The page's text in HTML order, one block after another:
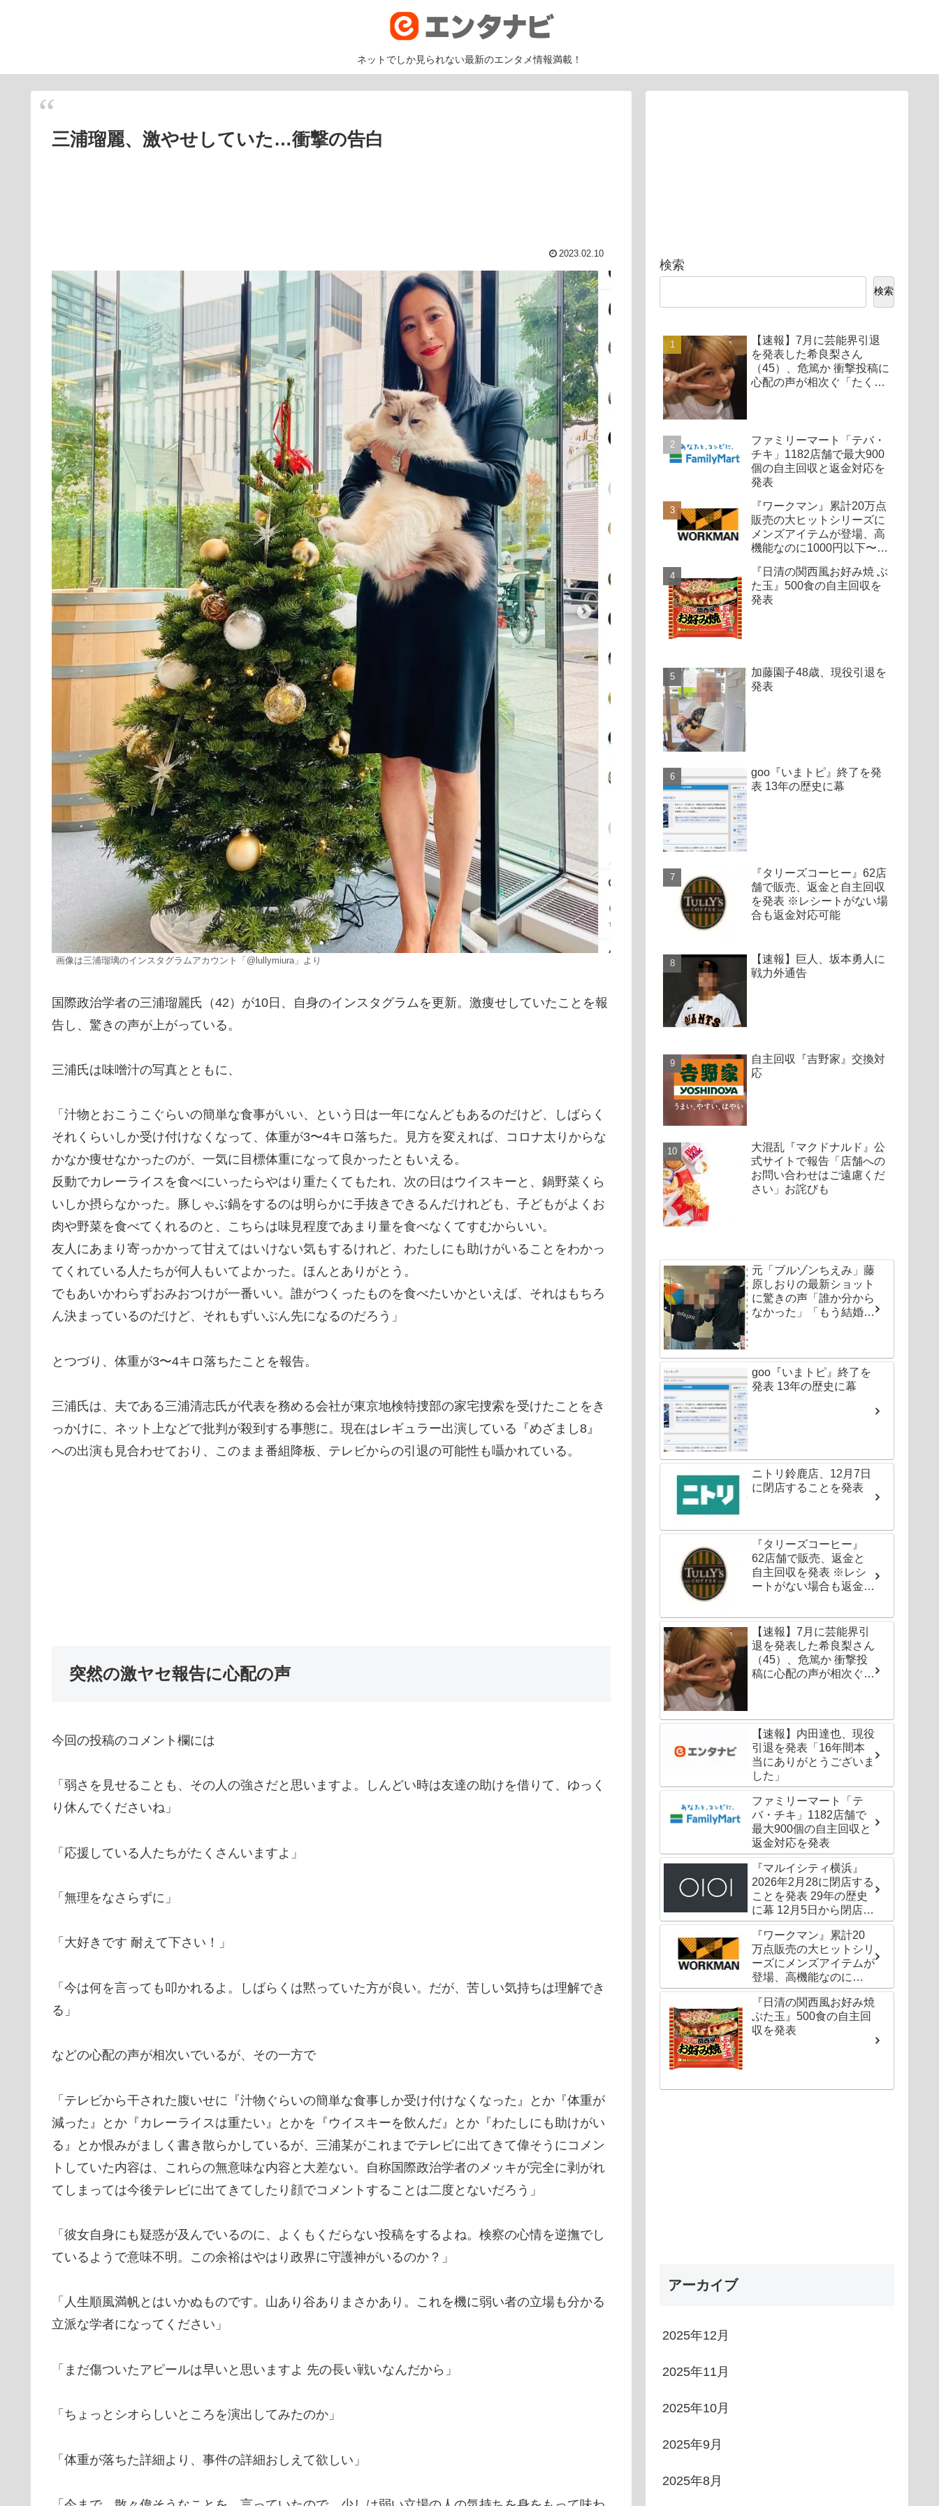
ネットでしか見られない最新のエンタメ情報満載！
三浦瑠麗、激やせしていた…衝撃の告白
2023.02.10
画像は三浦瑠璃のインスタグラムアカウント「@lullymiura」より
国際政治学者の三浦瑠麗氏（42）が10日、自身のインスタグラムを更新。激痩せしていたことを報
告し、驚きの声が上がっている。
三浦氏は味噌汁の写真とともに、
「汁物とおこうこぐらいの簡単な食事がいい、という日は一年になんどもあるのだけど、しばらく
それくらいしか受け付けなくなって、体重が3〜4キロ落ちた。見方を変えれば、コロナ太りからな
かなか痩せなかったのが、一気に目標体重になって良かったともいえる。
反動でカレーライスを食べにいったらやはり重たくてもたれ、次の日はウイスキーと、鍋野菜くら
いしか摂らなかった。豚しゃぶ鍋をするのは明らかに手抜きできるんだけれども、子どもがよくお
肉や野菜を食べてくれるのと、こちらは味見程度であまり量を食べなくてすむからいい。
友人にあまり寄っかかって甘えてはいけない気もするけれど、わたしにも助けがいることをわかっ
てくれている人たちが何人もいてよかった。ほんとありがとう。
でもあいかわらずおみおつけが一番いい。誰がつくったものを食べたいかといえば、それはもちろ
ん決まっているのだけど、それもずいぶん先になるのだろう」
とつづり、体重が3〜4キロ落ちたことを報告。
三浦氏は、夫である三浦清志氏が代表を務める会社が東京地検特捜部の家宅捜索を受けたことをき
っかけに、ネット上などで批判が殺到する事態に。現在はレギュラー出演している『めざまし8』
への出演も見合わせており、このまま番組降板、テレビからの引退の可能性も囁かれている。
突然の激ヤセ報告に心配の声
今回の投稿のコメント欄には
「弱さを見せることも、その人の強さだと思いますよ。しんどい時は友達の助けを借りて、ゆっく
り休んでくださいね」
「応援している人たちがたくさんいますよ」
「無理をなさらずに」
「大好きです 耐えて下さい！」
「今は何を言っても叩かれるよ。しばらくは黙っていた方が良い。だが、苦しい気持ちは理解でき
る」
などの心配の声が相次いでいるが、その一方で
「テレビから干された腹いせに『汁物ぐらいの簡単な食事しか受け付けなくなった』とか『体重が
減った』とか『カレーライスは重たい』とかを『ウイスキーを飲んだ』とか『わたしにも助けがい
る』とか恨みがましく書き散らかしているが、三浦某がこれまでテレビに出てきて偉そうにコメン
トしていた内容は、これらの無意味な内容と大差ない。自称国際政治学者のメッキが完全に剥がれ
てしまっては今後テレビに出てきてしたり顔でコメントすることは二度とないだろう」
「彼女自身にも疑惑が及んでいるのに、よくもくだらない投稿をするよね。検察の心情を逆撫でし
ているようで意味不明。この余裕はやはり政界に守護神がいるのか？」
「人生順風満帆とはいかぬものです。山あり谷ありまさかあり。これを機に弱い者の立場も分かる
立派な学者になってください」
「まだ傷ついたアピールは早いと思いますよ 先の長い戦いなんだから」
「ちょっとシオらしいところを演出してみたのか」
「体重が落ちた詳細より、事件の詳細おしえて欲しい」
検索
検索
【速報】7月に芸能界引退
を発表した希良梨さん
（45）、危篤か 衝撃投稿に
心配の声が相次ぐ「たくさ
ファミリーマート「テバ・
チキ」1182店舗で最大900
個の自主回収と返金対応を
発表
『ワークマン』累計20万点
販売の大ヒットシリーズに
メンズアイテムが登場、高
機能なのに1000円以下〜の
『日清の関西風お好み焼 ぶ
た玉』500食の自主回収を
発表
加藤園子48歳、現役引退を
発表
goo『いまトピ』終了を発
表 13年の歴史に幕
『タリーズコーヒー』62店
舗で販売、返金と自主回収
を発表 ※レシートがない場
合も返金対応可能
【速報】巨人、坂本勇人に
戦力外通告
自主回収『吉野家』交換対
応
大混乱『マクドナルド』公
式サイトで報告「店舗への
お問い合わせはご遠慮くだ
さい」お詫びも
元「ブルゾンちえみ」藤
原しおりの最新ショット
に驚きの声「誰か分から
なかった」「もう結婚し
goo『いまトピ』終了を
発表 13年の歴史に幕
ニトリ鈴鹿店、12月7日
に閉店することを発表
『タリーズコーヒー』
62店舗で販売、返金と
自主回収を発表 ※レシ
ートがない場合も返金対
【速報】7月に芸能界引
退を発表した希良梨さん
（45）、危篤か 衝撃投
稿に心配の声が相次ぐ
【速報】内田達也、現役
引退を発表「16年間本
当にありがとうございま
した」
ファミリーマート「テ
バ・チキ」1182店舗で
最大900個の自主回収と
返金対応を発表
『マルイシティ横浜』
2026年2月28に閉店する
ことを発表 29年の歴史
に幕 12月5日から閉店セ
ールも
『ワークマン』累計20
万点販売の大ヒットシリ
ーズにメンズアイテムが
登場、高機能なのに
1000円以下〜の圧倒的
コスパ
『日清の関西風お好み焼
ぶた玉』500食の自主回
収を発表
アーカイブ
2025年12月
2025年11月
2025年10月
2025年9月
2025年8月